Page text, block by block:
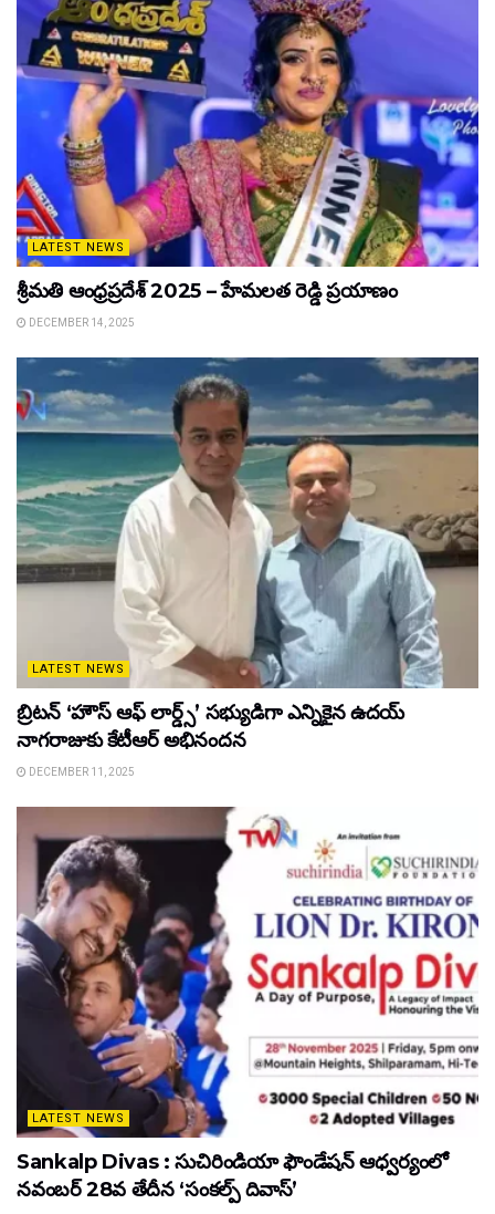
LATEST NEWS
శ్రీమతి ఆంధ్రప్రదేశ్ 2025 – హేమలత రెడ్డి ప్రయాణం
DECEMBER 14, 2025
LATEST NEWS
బ్రిటన్ ‘హౌస్ ఆఫ్ లార్డ్స్’ సభ్యుడిగా ఎన్నికైన ఉదయ్
నాగరాజుకు కేటీఆర్ అభినందన
DECEMBER 11, 2025
LATEST NEWS
Sankalp Divas : సుచిరిండియా ఫౌండేషన్ ఆధ్వర్యంలో
నవంబర్ 28వ తేదీన ‘సంకల్ప్ దివాస్’